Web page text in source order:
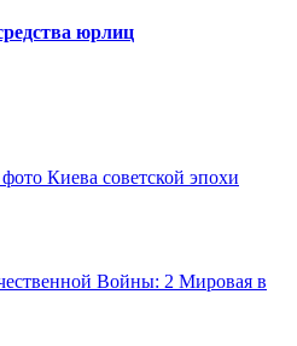
юрлиц
Киева советской эпохи
Войны: 2 Мировая в